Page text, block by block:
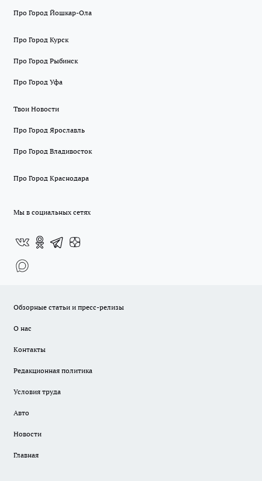
Про Город Йошкар-Ола
Про Город Курск
Про Город Рыбинск
Про Город Уфа
Твои Новости
Про Город Ярославль
Про Город Владивосток
Про Город Краснодара
Мы в социальных сетях
Обзорные статьи и пресс-релизы
О нас
Контакты
Редакционная политика
Условия труда
Авто
Новости
Главная